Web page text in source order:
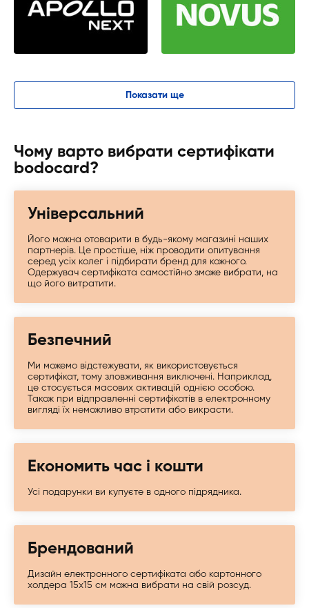
Показати ще
Чому варто вибрати сертифікати
bodocard?
Універсальний
Його можна отоварити в будь-якому магазині наших
партнерів. Це простіше, ніж проводити опитування
серед усіх колег і підбирати бренд для кожного.
Одержувач сертифіката самостійно зможе вибрати, на
що його витратити.
Безпечний
Ми можемо відстежувати, як використовується
сертифікат, тому зловживання виключені. Наприклад,
це стосується масових активацій однією особою.
Також при відправленні сертифікатів в електронному
вигляді їх неможливо втратити або викрасти.
Економить час і кошти
Усі подарунки ви купуєте в одного підрядника.
Брендований
Дизайн електронного сертифіката або картонного
холдера 15х15 см можна вибрати на свій розсуд.